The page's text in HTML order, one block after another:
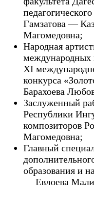
Гамзатова —
Магомедовна;
Народная
международных
XI
конкурса
Барахоева
Заслуженный
Республики
композиторов
Магомедовна;
Главный
образования и
— Евлоева